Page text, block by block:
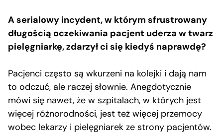
A serialowy incydent, w którym sfrustrowany
długością oczekiwania pacjent uderza w twarz
pielęgniarkę, zdarzył ci się kiedyś naprawdę?
Pacjenci często są wkurzeni na kolejki i dają nam
to odczuć, ale raczej słownie. Anegdotycznie
mówi się nawet, że w szpitalach, w których jest
więcej różnorodności, jest też więcej przemocy
wobec lekarzy i pielęgniarek ze strony pacjentów.